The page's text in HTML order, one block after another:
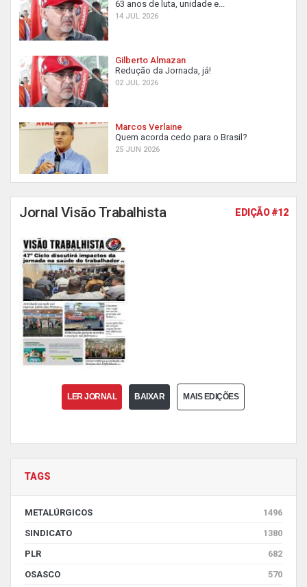
63 anos de luta, unidade e...
14 JUL 2026
Gilberto Almazan
Redução da Jornada, já!
02 JUL 2026
Marcos Verlaine
Quem acorda cedo para o Brasil?
25 JUN 2026
Jornal Visão Trabalhista EDIÇÃO #12
LER JORNAL BAIXAR MAIS EDIÇÕES
TAGS
METALÚRGICOS
1496
SINDICATO
1380
PLR
682
OSASCO
570